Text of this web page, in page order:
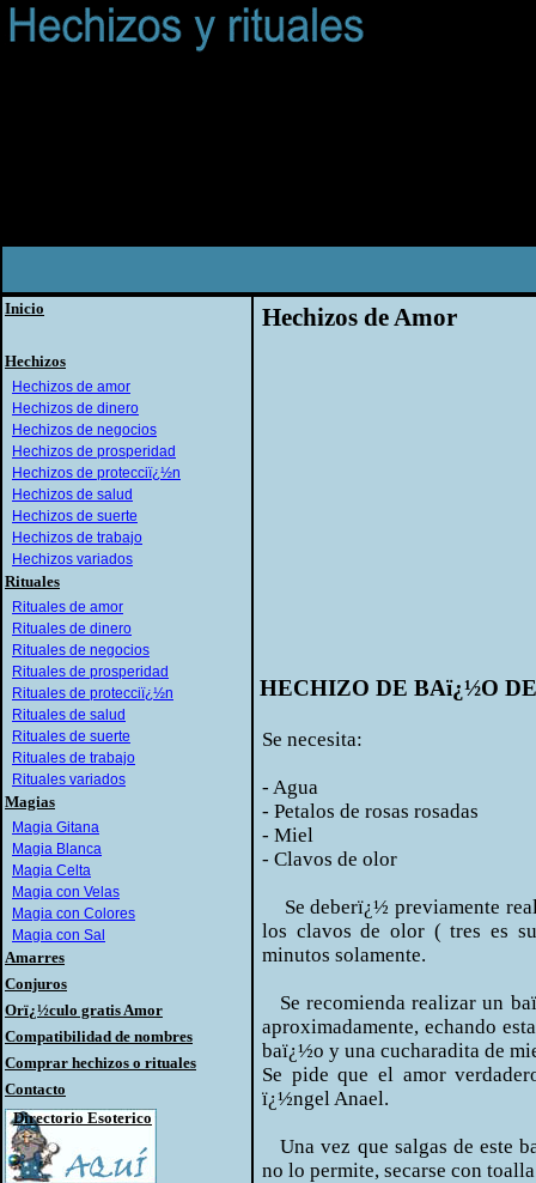
Inicio
Hechizos
Hechizos de amor
Hechizos de dinero
Hechizos de negocios
Hechizos de prosperidad
Hechizos de protecciï¿½n
Hechizos de salud
Hechizos de suerte
Hechizos de trabajo
Hechizos variados
Rituales
Rituales de amor
Rituales de dinero
Rituales de negocios
Rituales de prosperidad
Rituales de protecciï¿½n
Rituales de salud
Rituales de suerte
Rituales de trabajo
Rituales variados
Magias
Magia Gitana
Magia Blanca
Magia Celta
Magia con Velas
Magia con Colores
Magia con Sal
Amarres
Conjuros
Orï¿½culo gratis Amor
Compatibilidad de nombres
Comprar hechizos o rituales
Contacto
Directorio Esoterico
Hechizos de Amor
HECHIZO DE BAï¿½O
Se necesita:
- Agua
- Petalos de rosas rosadas
- Miel
- Clavos de olor
Se deberï¿½ previamente
los clavos de olor ( tres es
minutos solamente.
Se recomienda realizar un
aproximadamente, echando
baï¿½o y una cucharadita de
Se pide que el amor
ï¿½ngel Anael.
Una vez que salgas de este
no lo permite, secarse con